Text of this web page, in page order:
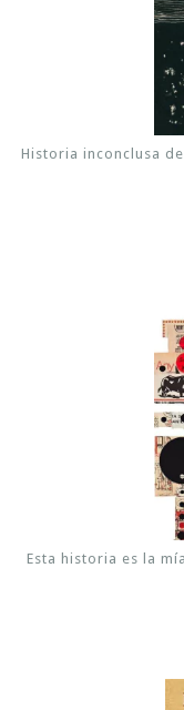
Historia inconclusa
Esta historia es la